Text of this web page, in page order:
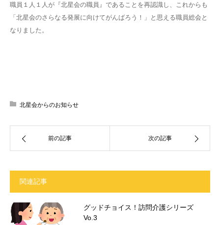
職員１人１人が『北星会の職員』であることを再認識し、これからも
「北星会のさらなる発展に向けてがんばろう！」と思える職員総会と
なりました。
北星会からのお知らせ
前の記事 次の記事
関連記事
グッドチョイス！訪問介護シリーズ
Vo.3